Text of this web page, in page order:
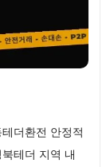
더환전 안정적
테더 지역 내